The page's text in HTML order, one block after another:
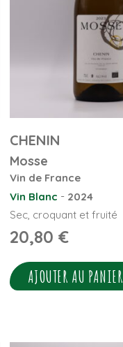
CHENIN
Mosse
Vin de France
Vin Blanc - 2024
Sec, croquant et fruité
20,80 €
AJOUTER AU PANIER